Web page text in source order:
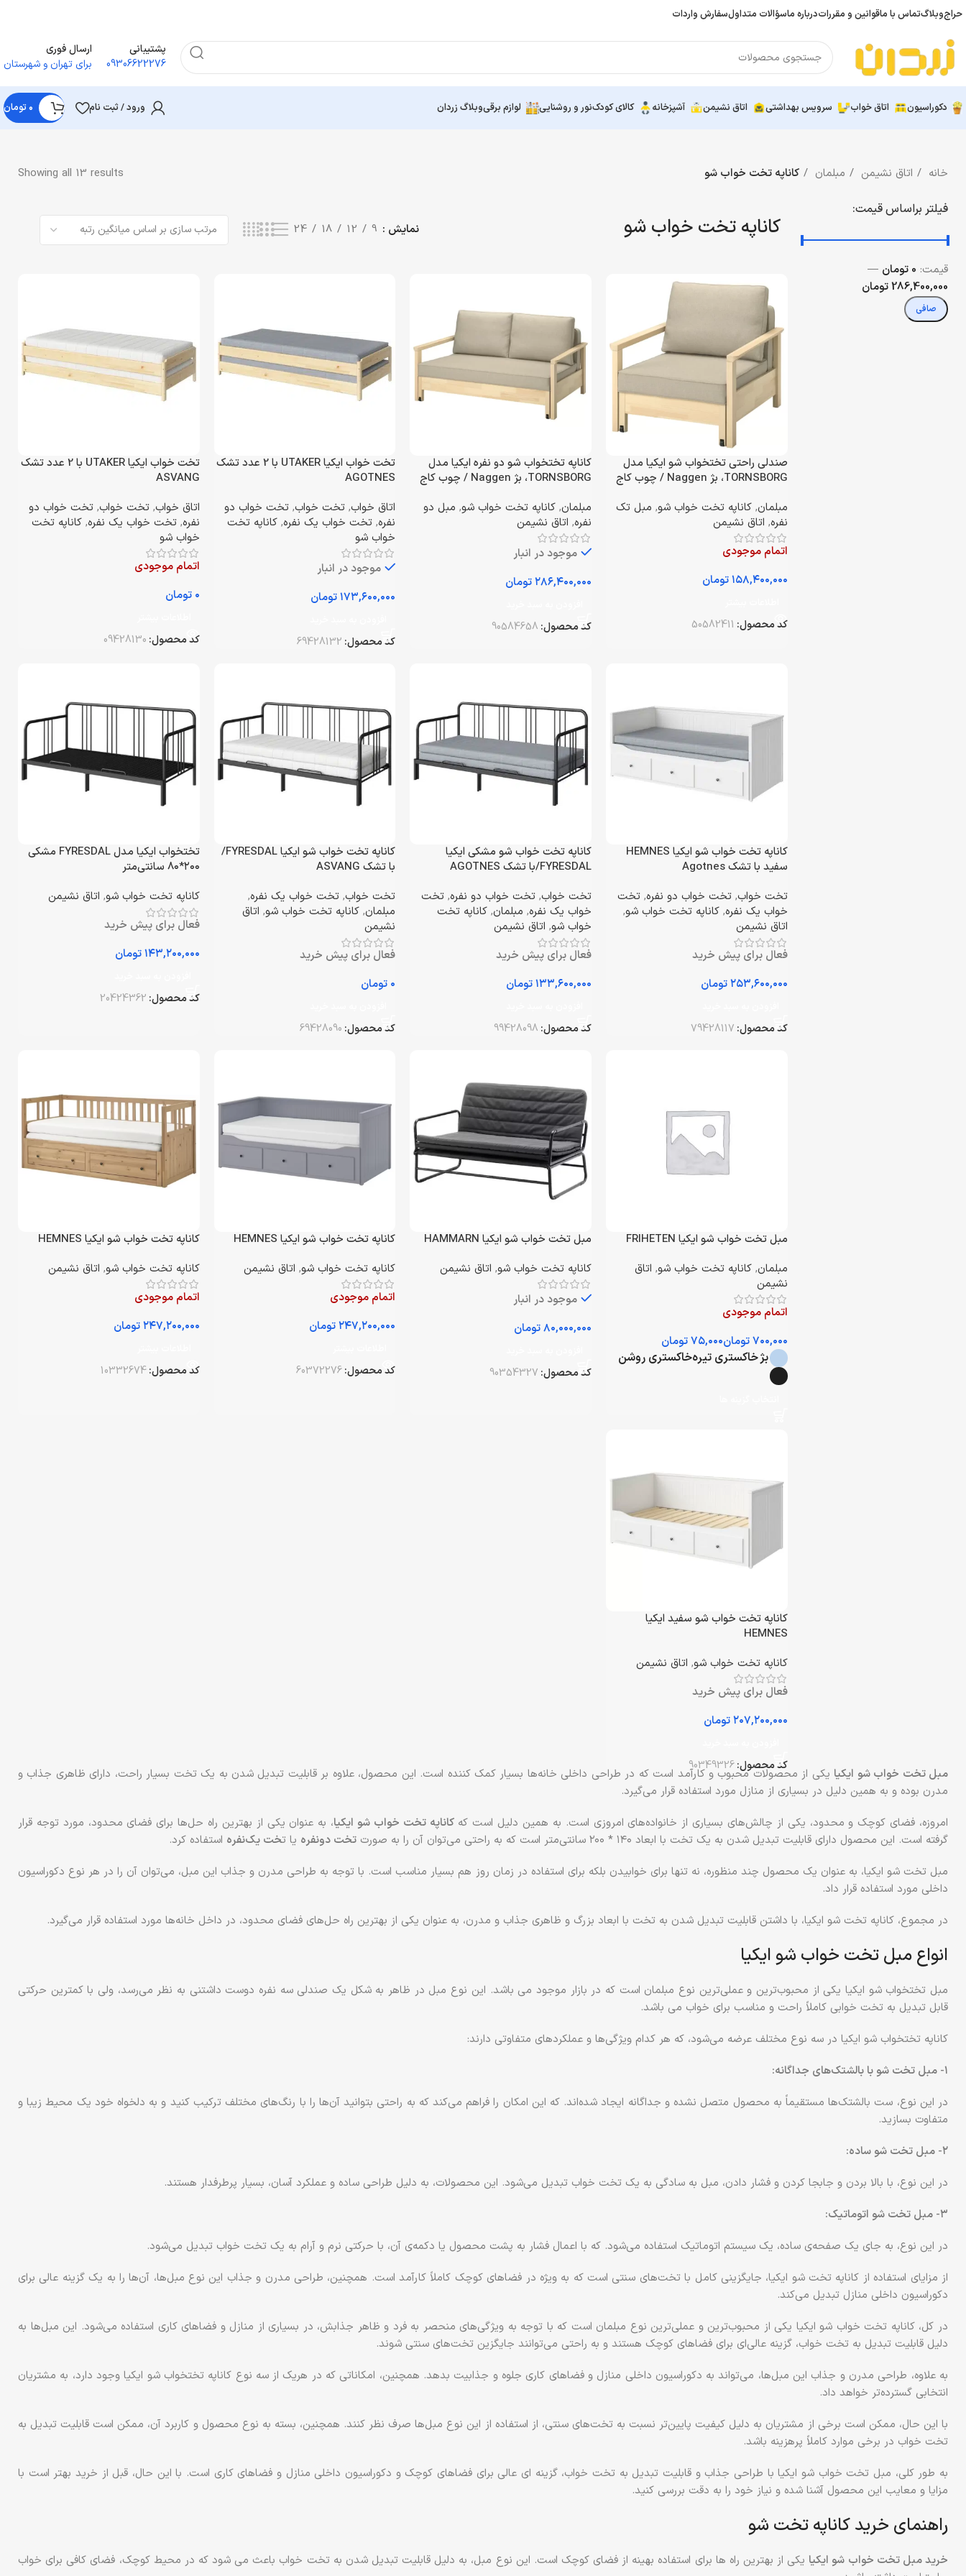
حراجوبلاگتماس با ماقوانین و مقرراتدرباره ماسؤالات متداولسفارش واردات
پشتیبانی
09306622276
ارسال فوری
برای تهران و شهرستان
دکوراسیون اتاق خواب سرویس بهداشتی اتاق نشیمن آشپزخانه کالای کودکنور و روشنایی لوازم برقیوبلاگ زردان ورود / ثبت نام ۰تومان
خانه اتاق نشیمن مبلمان کاناپه تخت خواب شو Showing all 13 results
فیلتر براساس قیمت:
صافی
قيمت: 0 تومان
—
286,400,000 تومان
کاناپه تخت خواب شو نمایش 9
12
18
24
صندلی راحتی تختخواب ‌شو ایکیا مدل
TORNSBORG، بژ Naggen / چوب کاج
مبلمان,کاناپه تخت خواب شو, مبل تک
نفره, اتاق نشیمن
اتمام موجودی
تومان
کد محصول: 50582411
کاناپه تختخواب ‌شو دو نفره ایکیا مدل
TORNSBORG، بژ Naggen / چوب کاج
مبلمان,کاناپه تخت خواب شو, مبل دو
نفره, اتاق نشیمن
موجود در انبار
تومان
کد محصول: 90584658
تخت خواب ایکیا UTAKER با 2 عدد تشک
AGOTNES
اتاق خواب, تخت خواب, تخت خواب دو
نفره, تخت خواب یک نفره, کاناپه تخت
خواب شو
موجود در انبار
تومان
کد محصول: 69428132
تخت خواب ایکیا UTAKER با 2 عدد تشک
ASVANG
اتاق خواب,تخت خواب,تخت خواب دو
نفره,تخت خواب یک نفره,کاناپه تخت
خواب شو
اتمام موجودی
تومان
کد محصول: 09428130
کاناپه تخت خواب شو ایکیا HEMNES
سفید با تشک Agotnes
تخت خواب,تخت خواب دو نفره,تخت
خواب یک نفره,کاناپه تخت خواب شو,
اتاق نشیمن
فعال برای پیش خرید
تومان
کد محصول: 79428117
کاناپه تخت خواب شو مشکی ایکیا
FYRESDAL/با تشک AGOTNES
تخت خواب,تخت خواب دو نفره,تخت
خواب یک نفره, مبلمان,کاناپه تخت
خواب شو, اتاق نشیمن
فعال برای پیش خرید
تومان
کد محصول: 99428098
کاناپه تخت خواب شو ایکیا FYRESDAL/
با تشک ASVANG
تخت خواب, تخت خواب یک نفره,
مبلمان, کاناپه تخت خواب شو, اتاق
نشیمن
فعال برای پیش خرید
تومان
کد محصول: 69428090
تختخواب ایکیا مدل FYRESDAL مشکی
۲۰۰*۸۰ سانتی‌متر
کاناپه تخت خواب شو, اتاق نشیمن
فعال برای پیش خرید
تومان
کد محصول: 20424362
مبل تخت خواب شو ایکیا FRIHETEN
مبلمان,کاناپه تخت خواب شو, اتاق
نشیمن
اتمام موجودی
تومان
تومان
بژخاکستری تیرهخاکستری روشن
مبل تخت خواب شو ایکیا HAMMARN
کاناپه تخت خواب شو, اتاق نشیمن
موجود در انبار
تومان
کد محصول: 90354327
کاناپه تخت خواب شو ایکیا HEMNES
کاناپه تخت خواب شو, اتاق نشیمن
اتمام موجودی
تومان
کد محصول:60372276
کاناپه تخت خواب شو ایکیا HEMNES
کاناپه تخت خواب شو, اتاق نشیمن
اتمام موجودی
تومان
کد محصول:10332674
کاناپه تخت خواب شو سفید ایکیا
HEMNES
کاناپه تخت خواب شو, اتاق نشیمن
فعال برای پیش خرید
تومان
کد محصول:90349326
مبل تخت خواب شو ایکیا یکی از محصولات محبوب و کارآمد است که در طراحی داخلی خانه‌ها بسیار کمک کننده است. این محصول، علاوه بر قابلیت تبدیل شدن به یک تخت بسیار راحت، دارای ظاهری جذاب و
مدرن بوده و به همین دلیل در بسیاری از منازل مورد استفاده قرار می‌گیرد.
امروزه، فضای کوچک و محدود، یکی از چالش‌های بسیاری از خانواده‌های امروزی است. به همین دلیل است کهکاناپه تخت خواب شو ایکیا، به عنوان یکی از بهترین راه حل‌ها برای فضای محدود، مورد توجه قرار
گرفته است. این محصول دارای قابلیت تبدیل شدن به یک تخت با ابعاد ۱۴۰ * ۲۰۰ سانتی‌متر است که به راحتی می‌توان آن را به صورت
تخت دونفره یا تخت یک‌نفره استفاده کرد.
مبل تخت شو ایکیا، به عنوان یک محصول چند منظوره، نه تنها برای خوابیدن بلکه برای استفاده در زمان روز هم بسیار مناسب است. با توجه به طراحی مدرن و جذاب این مبل، می‌توان آن را در هر نوع دکوراسیون
داخلی مورد استفاده قرار داد.
در مجموع، کاناپه تخت شو ایکیا، با داشتن قابلیت تبدیل شدن به تخت با ابعاد بزرگ و ظاهری جذاب و مدرن، به عنوان یکی از بهترین راه حل‌های فضای محدود، در داخل خانه‌ها مورد استفاده قرار می‌گیرد.
انواع مبل تخت خواب شو ایکیا
مبل تختخواب شو ایکیا یکی از محبوب‌ترین و عملی‌ترین نوع مبلمان است که در بازار موجود می باشد. این نوع مبل در ظاهر به شکل یک صندلی سه نفره دوست داشتنی به نظر می‌رسد، ولی با کمترین حرکتی
قابل تبدیل به تخت خوابی کاملاً راحت و مناسب برای خواب می باشد.
کاناپه تختخواب شو ایکیا در سه نوع مختلف عرضه می‌شود، که هر کدام ویژگی‌ها و عملکردهای متفاوتی دارند:
۱- مبل تخت شو با بالشتک‌های جداگانه:
در این نوع، ست بالشتک‌ها مستقیماً به محصول متصل نشده و جداگانه ایجاد شده‌اند. که این امکان را فراهم می‌کند که به راحتی بتوانید آن‌ها را با رنگ‌های مختلف ترکیب کنید و به دلخواه خود یک محیط زیبا و
متفاوت بسازید.
۲- مبل تخت شو ساده:
در این نوع، با بالا بردن و جابجا کردن و فشار دادن، مبل به سادگی به یک تخت خواب تبدیل می‌شود. این محصولات، به دلیل طراحی ساده و عملکرد آسان، بسیار پرطرفدار هستند.
۳- مبل تخت شو اتوماتیک:
در این نوع، به جای یک صفحه‌ی ساده‌، یک سیستم اتوماتیک استفاده می‌شود. که با اعمال فشار به پشت محصول یا دکمه‌ی آن، با حرکتی نرم و آرام به یک تخت خواب تبدیل می‌شود.
از مزایای استفاده از کاناپه تخت شو ایکیا، جایگزینی کامل با تخت‌های سنتی است که به ویژه در فضاهای کوچک کاملاً کارآمد است. همچنین، طراحی مدرن و جذاب این نوع مبل‌ها، آن‌ها را به یک گزینه عالی برای
دکوراسیون داخلی منازل تبدیل می‌کند.
در کل، کاناپه تخت خواب شو ایکیا یکی از محبوب‌ترین و عملی‌ترین نوع مبلمان است که با توجه به ویژگی‌های منحصر به فرد و ظاهر جذابش، در بسیاری از منازل و فضاهای کاری استفاده می‌شود. این مبل‌ها به
دلیل قابلیت تبدیل به تخت خواب، گزینه عالی‌ای برای فضاهای کوچک هستند و به راحتی می‌توانند جایگزین تخت‌های سنتی شوند.
به علاوه، طراحی مدرن و جذاب این مبل‌ها، می‌تواند به دکوراسیون داخلی منازل و فضاهای کاری جلوه و جذابیت بدهد. همچنین، امکاناتی که در هریک از سه نوع کاناپه تختخواب شو ایکیا وجود دارد، به مشتریان
انتخابی گسترده‌تر خواهد داد.
با این حال، ممکن است برخی از مشتریان به دلیل کیفیت پایین‌تر نسبت به تخت‌های سنتی، از استفاده از این نوع مبل‌ها صرف نظر کنند. همچنین، بسته به نوع محصول و کاربرد آن، ممکن است قابلیت تبدیل به
تخت خواب در برخی موارد کاملاً پرهزینه باشد.
به طور کلی، مبل تخت خواب شو ایکیا با طراحی جذاب و قابلیت تبدیل به تخت خواب، گزینه ای عالی‌ برای فضاهای کوچک و دکوراسیون داخلی منازل و فضاهای کاری است. با این حال، قبل از خرید بهتر است با
مزایا و معایب این محصول آشنا شده و نیاز خود را به دقت بررسی کنید.
راهنمای خرید کاناپه تخت شو
خرید مبل تخت خواب شو ایکیا یکی از بهترین راه ها برای استفاده بهینه از فضای کوچک است. این نوع مبل، به دلیل قابلیت تبدیل شدن به تخت خواب باعث می شود که در محیط کوچک، فضای کافی برای خواب